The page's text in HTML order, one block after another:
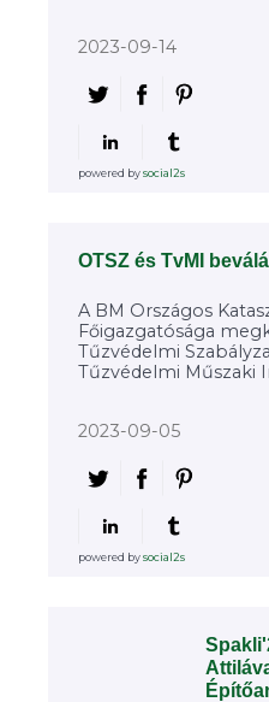
2023-09-14
powered bysocial2s
OTSZ és TvMI
A BM Országos
Főigazgatósága
Tűzvédelmi
Tűzvédelmi Műszaki
2023-09-05
powered bysocial2s